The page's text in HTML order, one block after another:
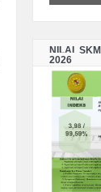
NILAI
2026